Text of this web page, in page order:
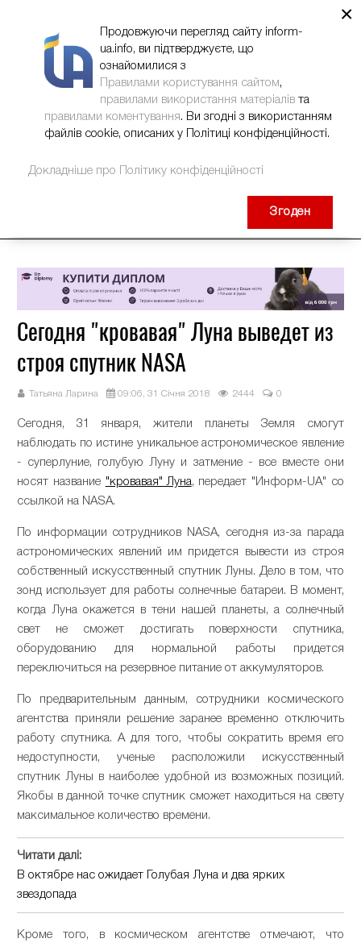
Сегодня "кровавая" Луна выведет из
строя спутник NASA
Татьяна Ларина 09:06, 31 Січня 2018 2444 0
Сегодня, 31 января, жители планеты Земля смогут
наблюдать по истине уникальное астрономическое явление
- суперлуние, голубую Луну и затмение - все вместе они
носят название "кровавая" Луна, передает "Информ-UA" со
ссылкой на NASA.
По информации сотрудников NASA, сегодня из-за парада
астрономических явлений им придется вывести из строя
собственный искусственный спутник Луны. Дело в том, что
зонд использует для работы солнечные батареи. В момент,
когда Луна окажется в тени нашей планеты, а солнечный
свет не сможет достигать поверхности спутника,
оборудованию для нормальной работы придется
переключиться на резервное питание от аккумуляторов.
По предварительным данным, сотрудники космического
агентства приняли решение заранее временно отключить
работу спутника. А для того, чтобы сократить время его
недоступности, ученые расположили искусственный
спутник Луны в наиболее удобной из возможных позиций.
Якобы в данной точке спутник сможет находиться на свету
максимальное количество времени.
Читати далі:
В октябре нас ожидает Голубая Луна и два ярких
звездопада
Кроме того, в космическом агентстве отмечают, что
×
Продовжуючи перегляд сайту inform-
ua.info, ви підтверджуєте, що
ознайомилися з
Правилами користування сайтом,
правилами використання матеріалів та
правилами коментування. Ви згодні з використанням
файлів cookie, описаних у Політиці конфіденційності.
Докладніше про Політику конфіденційності
Згоден